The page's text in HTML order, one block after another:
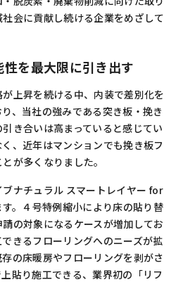
会に貢献し続ける企業をめざして
性を最大限に引き出す
上昇を続ける中、内装で差別化を
、当社の強みである突き板・挽き
き合いは高まっていると感じてい
、近年はマンションでも挽き板フ
が多くなりました。
ナチュラル スマートレイヤー for
。４号特例縮小により床の貼り替
の対象になるケースが増加してお
きるフローリングへのニーズが拡
の床暖房やフローリングを剥がさ
貼り施工できる、業界初の「リフ